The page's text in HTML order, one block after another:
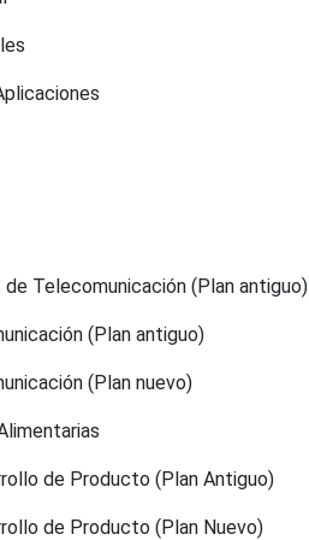
Telecomunicación (Plan antiguo)
(Plan antiguo)
(Plan nuevo)
de Producto (Plan Antiguo)
de Producto (Plan Nuevo)